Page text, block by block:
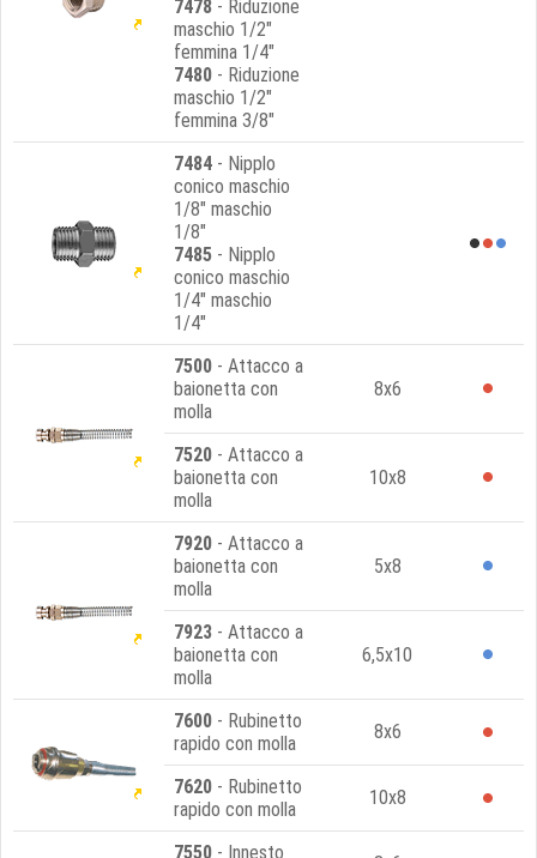
7478 - Riduzione
maschio 1/2"
femmina 1/4"
7480 - Riduzione
maschio 1/2"
femmina 3/8"
7484 - Nipplo
conico maschio
1/8" maschio
1/8"
7485 - Nipplo
conico maschio
1/4" maschio
1/4"
7500 - Attacco a
baionetta con
molla
8x6
7520 - Attacco a
baionetta con
molla
10x8
7920 - Attacco a
baionetta con
molla
5x8
7923 - Attacco a
baionetta con
molla
6,5x10
7600 - Rubinetto
rapido con molla
8x6
7620 - Rubinetto
rapido con molla
10x8
7550 - Innesto